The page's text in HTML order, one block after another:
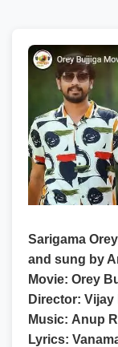
Sarigama
and sung by
Movie: Orey
Director: Vijay
Music: Anup
Lyrics: